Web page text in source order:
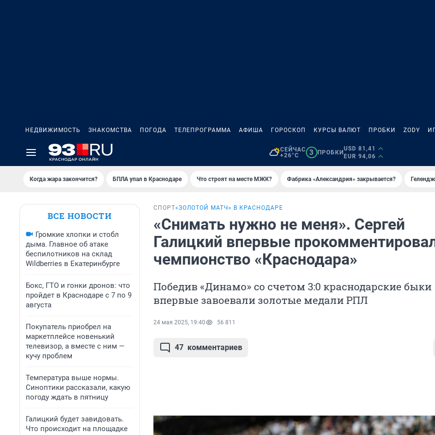
НЕДВИЖИМОСТЬ ЗНАКОМСТВА ПОГОДА ТЕЛЕПРОГРАММА АФИША ГОРОСКОП КУРСЫ ВАЛЮТ ПРОБКИ ZODY
СЕЙЧАС
+26°C
3 ПРОБКИ
USD 81,41
EUR 94,06
Когда жара закончится? БПЛА упал в Краснодаре Что строят на месте МЖК? Фабрика «Александрия» закрывается?
ВСЕ НОВОСТИ
Громкие хлопки и стобл
дыма. Главное об атаке
беспилотников на склад
Wildberries в Екатеринбурге
Бокс, ГТО и гонки дронов: что
пройдет в Краснодаре с 7 по 9
августа
Покупатель приобрел на
маркетплейсе новенький
телевизор, а вместе с ним —
кучу проблем
Температура выше нормы.
Синоптики рассказали, какую
погоду ждать в пятницу
Галицкий будет завидовать.
Что происходит на площадке
СПОРТ«ЗОЛОТОЙ МАТЧ» В КРАСНОДАРЕ
«Снимать нужно не меня». Сергей
Галицкий впервые
чемпионство «Краснодара»
Победив «Динамо» со счетом 3:0 краснодарские быки
впервые завоевали золотые медали РПЛ
24 мая 2025, 19:40 56 811
47 комментариев